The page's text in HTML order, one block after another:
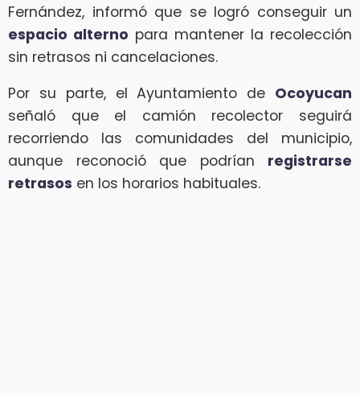
Fernández, informó que se logró conseguir un
espacio alterno para mantener la recolección
sin retrasos ni cancelaciones.
Por su parte, el Ayuntamiento de Ocoyucan
señaló que el camión recolector seguirá
recorriendo las comunidades del municipio,
aunque reconoció que podrían registrarse
retrasos en los horarios habituales.